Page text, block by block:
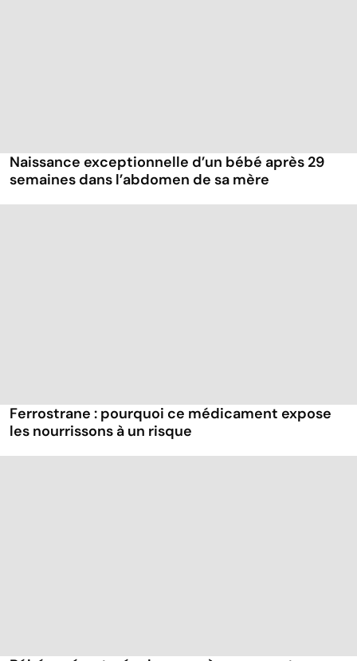
Naissance exceptionnelle d’un bébé après 29
semaines dans l’abdomen de sa mère
Ferrostrane : pourquoi ce médicament expose
les nourrissons à un risque